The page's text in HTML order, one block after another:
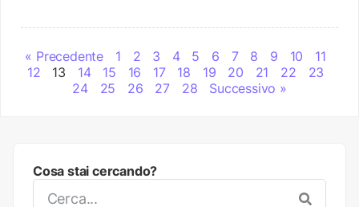
Cosa stai cercando?
« Precedente 1 2 3 4 5 6 7 8 9 10
11
12
13 14 15 16 17 18 19 20 21 22
23
24
25 26 27 28 Successivo »